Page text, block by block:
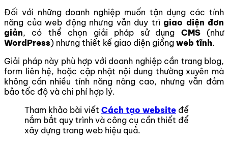
Đối với những doanh nghiệp muốn tận dụng các tính
năng của web động nhưng vẫn duy trì giao diện đơn
giản, có thể chọn giải pháp sử dụng CMS(như
WordPress) nhưng thiết kế giao diện giống web tĩnh.
Giải pháp này phù hợp với doanh nghiệp cần trang blog,
form liên hệ, hoặc cập nhật nội dung thường xuyên mà
không cần nhiều tính năng nâng cao, nhưng vẫn đảm
bảo tốc độ và chi phí hợp lý.
Tham khảo bài viết Cách tạo website để
nắm bắt quy trình và công cụ cần thiết để
xây dựng trang web hiệu quả.